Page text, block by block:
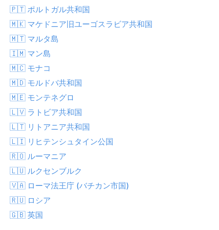
🇵🇹 ポルトガル共和国
🇲🇰 マケドニア旧ユーゴスラビア共和国
🇲🇹 マルタ島
🇮🇲 マン島
🇲🇨 モナコ
🇲🇩 モルドバ共和国
🇲🇪 モンテネグロ
🇱🇻 ラトビア共和国
🇱🇹 リトアニア共和国
🇱🇮 リヒテンシュタイン公国
🇷🇴 ルーマニア
🇱🇺 ルクセンブルク
🇻🇦 ローマ法王庁 (バチカン市国)
🇷🇺 ロシア
🇬🇧 英国